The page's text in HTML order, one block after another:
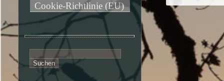
Cookie-Richtlinie (EU)
nach: